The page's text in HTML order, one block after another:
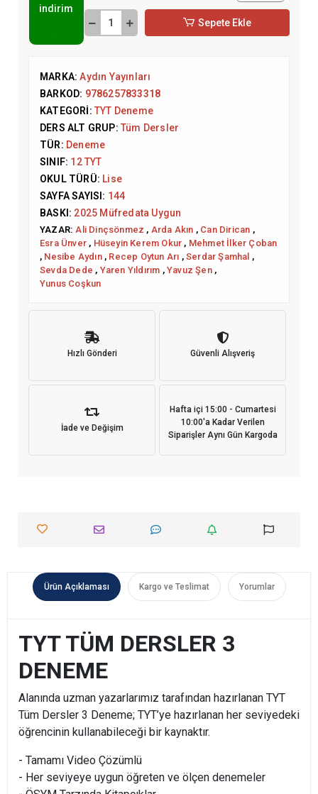
indirim
Sepete Ekle
MARKA:Aydın Yayınları
BARKOD: 9786257833318
KATEGORI: TYT Deneme
DERS ALT GRUP: Tüm Dersler
TÜR: Deneme
SINIF: 12 TYT
OKUL TÜRÜ: Lise
SAYFA SAYISI: 144
BASKI: 2025 Müfredata Uygun
YAZAR:Ali Dinçsönmez , Arda Akın , Can Dirican ,
Esra Ünver , Hüseyin Kerem Okur , Mehmet İlker Çoban
, Nesibe Aydın, Recep Oytun Arı ,Serdar Şamhal ,
Sevda Dede , Yaren Yıldırım ,Yavuz Şen,
Yunus Coşkun
Hızlı Gönderi Güvenli Alışveriş
İade ve Değişim
Hafta içi 15:00 - Cumartesi
10:00'a Kadar Verilen
Siparişler Aynı Gün Kargoda
Ürün Açıklaması Kargo ve Teslimat Yorumlar
TYT TÜM DERSLER 3
DENEME
Alanında uzman yazarlarımız tarafından hazırlanan TYT
Tüm Dersler 3 Deneme; TYT’ye hazırlanan her seviyedeki
öğrencinin kullanabileceği bir kaynaktır.
- Tamamı Video Çözümlü
- Her seviyeye uygun öğreten ve ölçen denemeler